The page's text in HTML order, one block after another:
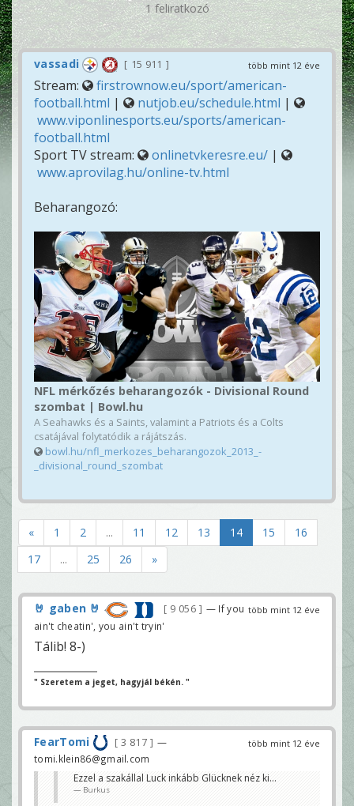
1 feliratkozó
több mint 12 éve
vassadi 15 911
Stream:
firstrownow.eu/sport/american-
football.html | nutjob.eu/schedule.html |
www.viponlinesports.eu/sports/american-
football.html
Sport TV stream:
onlinetvkeresre.eu/ |
www.aprovilag.hu/online-tv.html
Beharangozó:
NFL mérkőzés beharangozók - Divisional Round
szombat | Bowl.hu
A Seahawks és a Saints, valamint a Patriots és a Colts
csatájával folytatódik a rájátszás.
bowl.hu/nfl_merkozes_beharangozok_2013_-
_divisional_round_szombat
« 1 2 ... 11 12 13 14 15
16
17
... 25 26 »
több mint 12 éve
🤘 gaben 🤘 9 056
— If you
ain't cheatin', you ain't tryin'
Tálib! 8-)
" Szeretem a jeget, hagyjál békén. "
több mint 12 éve
FearTomi 3 817
—
tomi.klein86@gmail.com
Ezzel a szakállal Luck inkább Glücknek néz ki...
Burkus